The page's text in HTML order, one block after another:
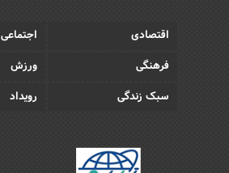
اقتصادی
اجتماعی
فرهنگی
ورزش
سبک زندگی
رویداد